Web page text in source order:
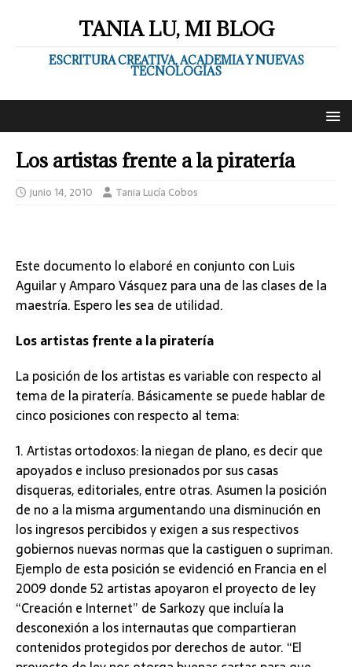
TANIA LU, MI BLOG
ESCRITURA CREATIVA, ACADEMIA Y NUEVAS
TECNOLOGÍAS
Los artistas frente a la piratería
junio 14, 2010 Tania Lucía Cobos
Este documento lo elaboré en conjunto con Luis
Aguilar y Amparo Vásquez para una de las clases de la
maestría. Espero les sea de utilidad.
Los artistas frente a la piratería
La posición de los artistas es variable con respecto al
tema de la piratería. Básicamente se puede hablar de
cinco posiciones con respecto al tema:
1. Artistas ortodoxos: la niegan de plano, es decir que
apoyados e incluso presionados por sus casas
disqueras, editoriales, entre otras. Asumen la posición
de no a la misma argumentando una disminución en
los ingresos percibidos y exigen a sus respectivos
gobiernos nuevas normas que la castiguen o supriman.
Ejemplo de esta posición se evidenció en Francia en el
2009 donde 52 artistas apoyaron el proyecto de ley
“Creación e Internet” de Sarkozy que incluía la
desconexión a los internautas que compartieran
contenidos protegidos por derechos de autor. “El